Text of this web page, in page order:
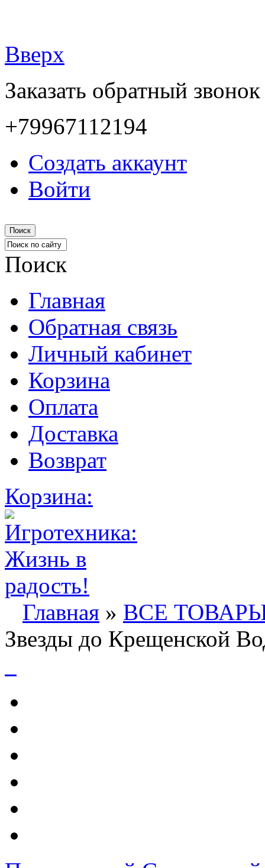
Вверх
Заказать обратный звонок
+79967112194
Создать аккаунт
Войти
Поиск
Поиск
Главная
Обратная связь
Личный кабинет
Корзина
Оплата
Доставка
Возврат
Корзина:
Главная » ВСЕ
Звезды до Крещенской